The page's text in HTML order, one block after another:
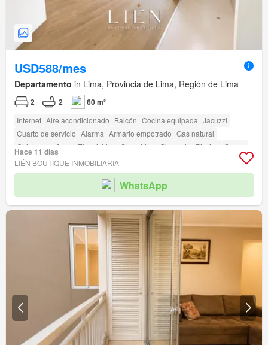
USD588/mes
Departamento in Lima, Provincia de Lima, Región de Lima
2 2 60 m²
Internet Aire acondicionado Balcón Cocina equipada Jacuzzi
Cuarto de servicio Alarma Armario empotrado Gas natural
Chimenea
Agua Electricidad Seguridad Gimnasio Piscina
Sauna
Jardín Barbacoa
Hace 11 días
LIÉN BOUTIQUE INMOBILIARIA
WhatsApp